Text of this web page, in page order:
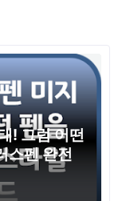
! 그럼 어떤
스펜 완전